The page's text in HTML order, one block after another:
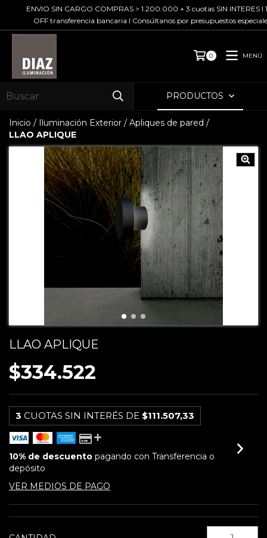
ENVIO SIN CARGO COMPRAS > 1.200.000 + 3 cuotas SIN INTERES I 10%
OFF transferencia bancaria I Consúltanos por presupuestos especiales
0 MENÚ
PRODUCTOS
Inicio / Iluminación Exterior / Apliques de pared /
LLAO APLIQUE
LLAO APLIQUE
$334.522
3 CUOTAS SIN INTERÉS DE $111.507,33
10% de descuento pagando con Transferencia o
depósito
VER MEDIOS DE PAGO